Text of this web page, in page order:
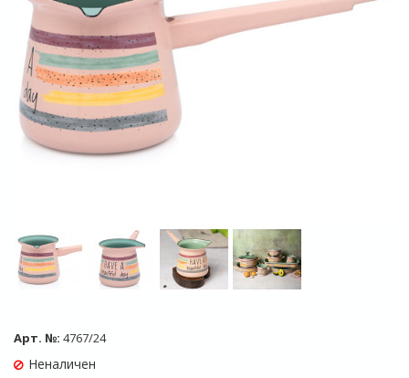
Арт. №: 4767/24
Неналичен